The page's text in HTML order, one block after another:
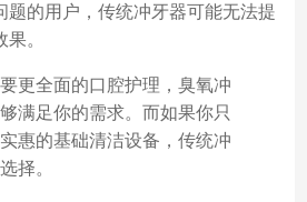
题的用户，传统冲牙器可能无法提
。
更全面的口腔护理，臭氧冲
满足你的需求。而如果你只
惠的基础清洁设备，传统冲
择。